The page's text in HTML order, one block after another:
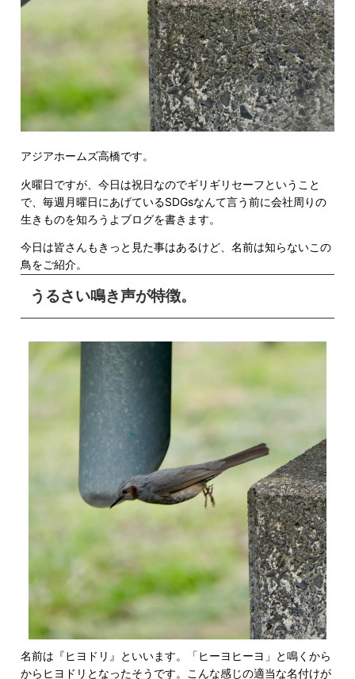
アジアホームズ高橋です。
火曜日ですが、今日は祝日なのでギリギリセーフということ
で、毎週月曜日にあげているSDGsなんて言う前に会社周りの
生きものを知ろうよブログを書きます。
今日は皆さんもきっと見た事はあるけど、名前は知らないこの
鳥をご紹介。
うるさい鳴き声が特徴。
名前は『ヒヨドリ』といいます。「ヒーヨヒーヨ」と鳴くから
からヒヨドリとなったそうです。こんな感じの適当な名付けが